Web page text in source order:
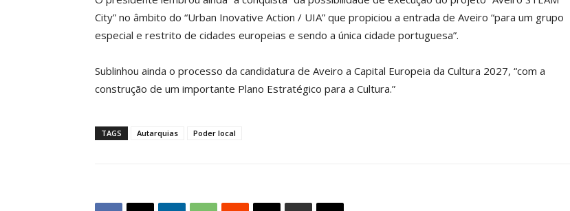
City” no âmbito do “Urban Inovative Action / UIA” que propiciou a entrada de Aveiro “para um grupo
especial e restrito de cidades europeias e sendo a única cidade portuguesa”.
Sublinhou ainda o processo da candidatura de Aveiro a Capital Europeia da Cultura 2027, “com a
construção de um importante Plano Estratégico para a Cultura.”
TAGS Autarquias Poder local